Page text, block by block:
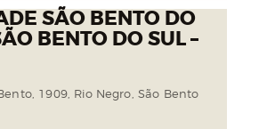
SÃO BENTO DO
BENTO DO SUL –
1909, Rio Negro, São Bento